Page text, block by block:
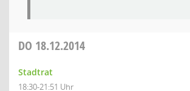
DO 18.12.2014
Stadtrat
18:30-21:51 Uhr